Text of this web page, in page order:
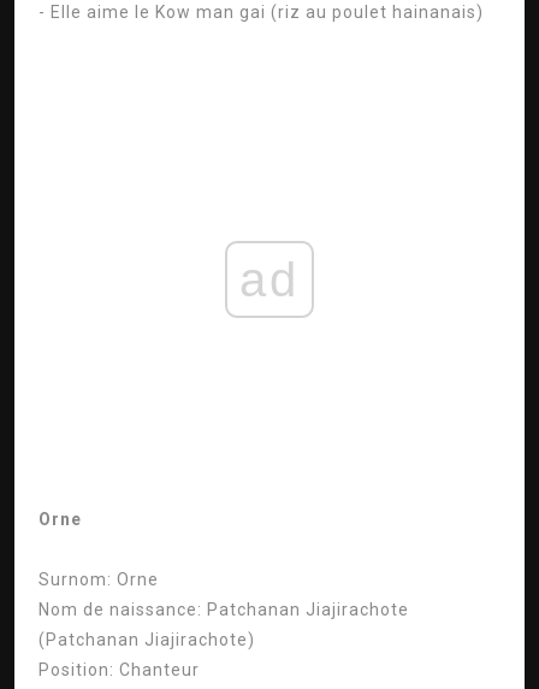
- Elle aime le Kow man gai (riz au poulet hainanais)
ad
Orne
Surnom: Orne
Nom de naissance: Patchanan Jiajirachote
(Patchanan Jiajirachote)
Position: Chanteur